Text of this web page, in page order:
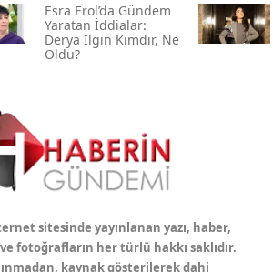
Esra Erol’da Gündem
Yaratan İddialar:
Derya İlgin Kimdir, Ne
Oldu?
sitesinde yayınlanan yazı, haber,
fotoğrafların her türlü hakkı saklıdır.
kaynak gösterilerek dahi